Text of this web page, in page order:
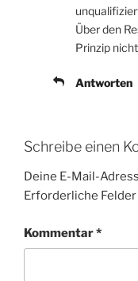
Über den
Prinzip
Antworten
Schreibe einen
Deine E-Mail-
Erforderliche
Kommentar*